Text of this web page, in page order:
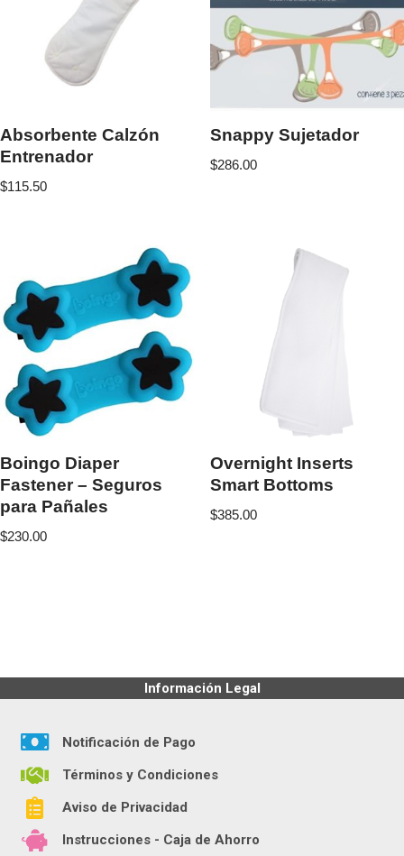
Absorbente Calzón
Entrenador
$115.50
Snappy Sujetador
$286.00
Boingo Diaper
Fastener – Seguros
para Pañales
$230.00
Overnight Inserts
Smart Bottoms
$385.00
Información Legal
Notificación de Pago
Términos y Condiciones
Aviso de Privacidad
Instrucciones - Caja de Ahorro